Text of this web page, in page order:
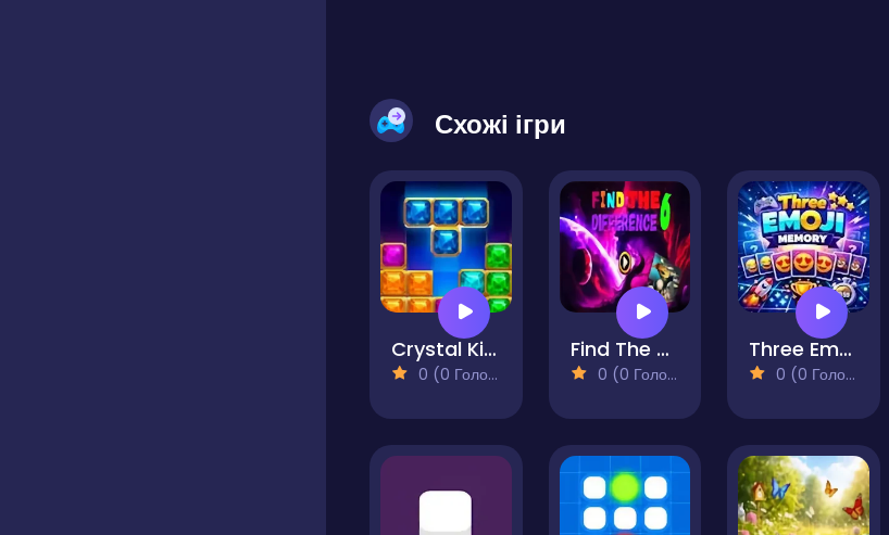
Схожі ігри
Crystal Kingdom
0 (0 Голосів)
Find The 6 Difference
0 (0 Голосів)
Three Emoji Memory
0 (0 Голосів)